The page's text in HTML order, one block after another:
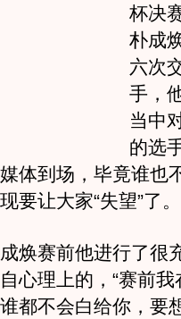
杯决
朴成
六次
手，
当中
的选
体到场，毕竟谁也
要让大家“失望”了。
赛前他进行了很
心理上的，“赛前
都不会白给你，要